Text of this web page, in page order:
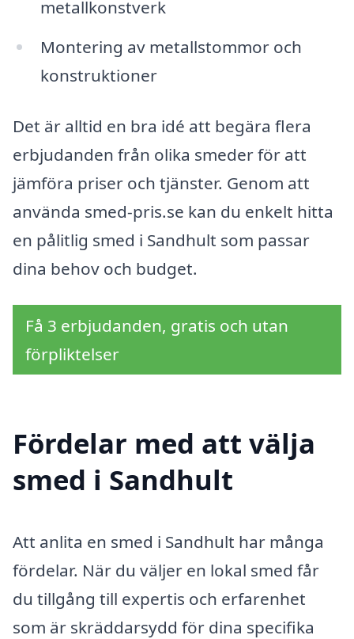
metallkonstverk
Montering av metallstommor och
konstruktioner
Det är alltid en bra idé att begära flera
erbjudanden från olika smeder för att
jämföra priser och tjänster. Genom att
använda smed-pris.se kan du enkelt hitta
en pålitlig smed i Sandhult som passar
dina behov och budget.
Få 3 erbjudanden, gratis och utan
förpliktelser
Fördelar med att välja
smed i Sandhult
Att anlita en smed i Sandhult har många
fördelar. När du väljer en lokal smed får
du tillgång till expertis och erfarenhet
som är skräddarsydd för dina specifika